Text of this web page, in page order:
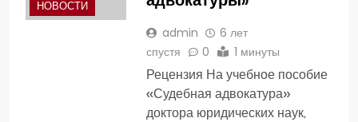
НОВОСТИ
admin
6 лет
спустя
0 1 минуты
Рецензия На учебное пособие
«Судебная адвокатура»
доктора юридических наук,